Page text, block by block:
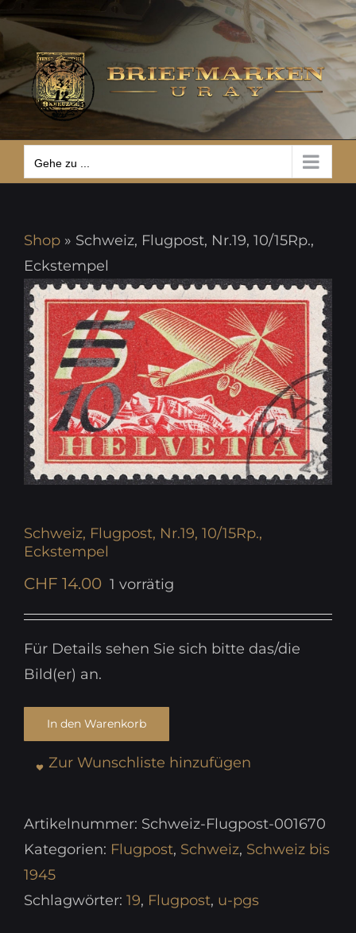
Zum
Inhalt
springen
Gehe zu ...
Gehe zu ...
Shop » Schweiz, Flugpost, Nr.19, 10/15Rp.,
Eckstempel
Schweiz, Flugpost, Nr.19, 10/15Rp.,
Eckstempel
CHF 14.00 1 vorrätig
Für Details sehen Sie sich bitte das/die
Bild(er) an.
In den Warenkorb
Zur Wunschliste hinzufügen
Artikelnummer: Schweiz-Flugpost-001670
Kategorien: Flugpost, Schweiz, Schweiz bis
1945
Schlagwörter: 19, Flugpost, u-pgs